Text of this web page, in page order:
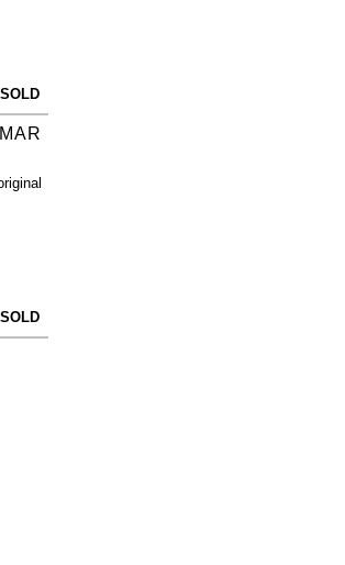
SOLD
SOLD